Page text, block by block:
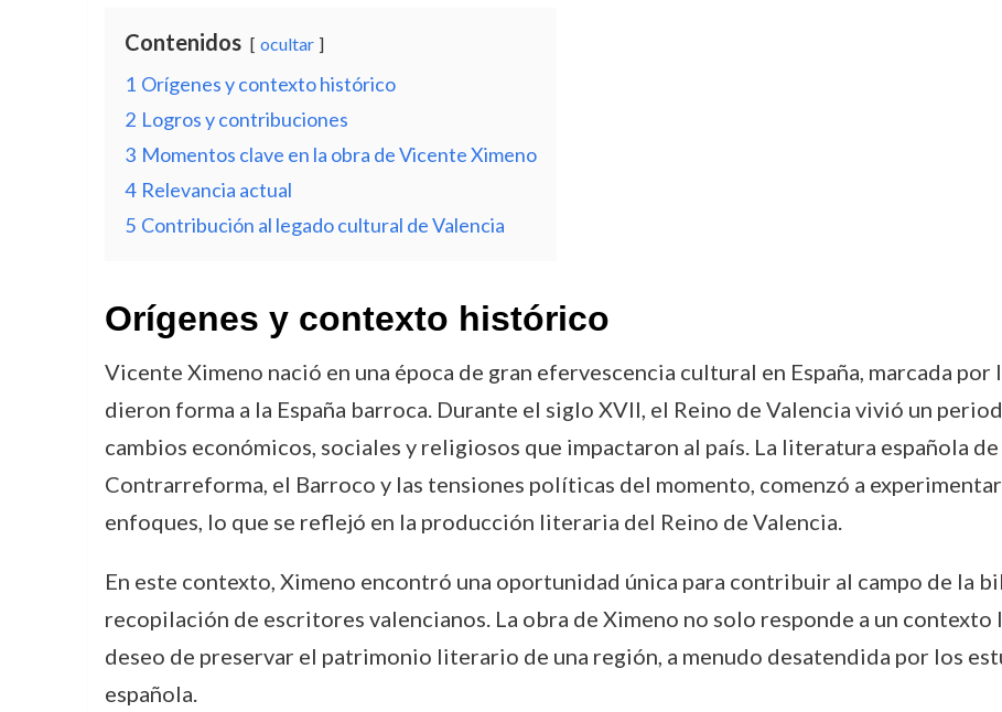
Contenidos ocultar
1 Orígenes y contexto histórico
2 Logros y contribuciones
3 Momentos clave en la obra de Vicente Ximeno
4 Relevancia actual
5 Contribución al legado cultural de Valencia
Orígenes y contexto histórico
Vicente Ximeno nació en una época de gran efervescencia cultural en España, marcada
dieron forma a la España barroca. Durante el siglo XVII, el Reino de Valencia vivió un
cambios económicos, sociales y religiosos que impactaron al país. La literatura española
Contrarreforma, el Barroco y las tensiones políticas del momento, comenzó a
enfoques, lo que se reflejó en la producción literaria del Reino de Valencia.
En este contexto, Ximeno encontró una oportunidad única para contribuir al campo de la
recopilación de escritores valencianos. La obra de Ximeno no solo responde a un
deseo de preservar el patrimonio literario de una región, a menudo desatendida por los
española.